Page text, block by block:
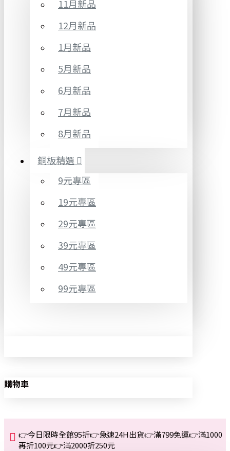
11月新品
12月新品
1月新品
5月新品
6月新品
7月新品
8月新品
銅板精選
9元專區
19元專區
29元專區
39元專區
49元專區
99元專區
購物車
👉今日限時全館95折👉急速24H出貨👉滿799免運👉滿1000
再折100元👉滿2000折250元